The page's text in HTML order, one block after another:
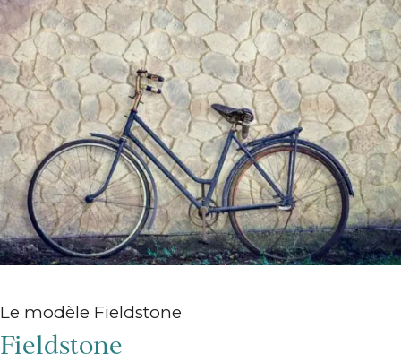
Le modèle Fieldstone
Fieldstone